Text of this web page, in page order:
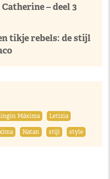
– deel 3
tikje rebels: de stijl
Máxima
Letizia
Natan stijl style